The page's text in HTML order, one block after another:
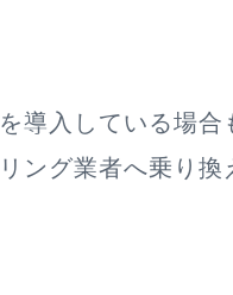
導入している場
ング業者へ乗り換